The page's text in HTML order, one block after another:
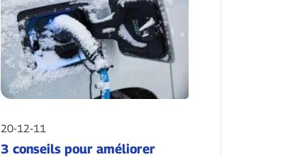
20-12-11
3 conseils pour améliorer